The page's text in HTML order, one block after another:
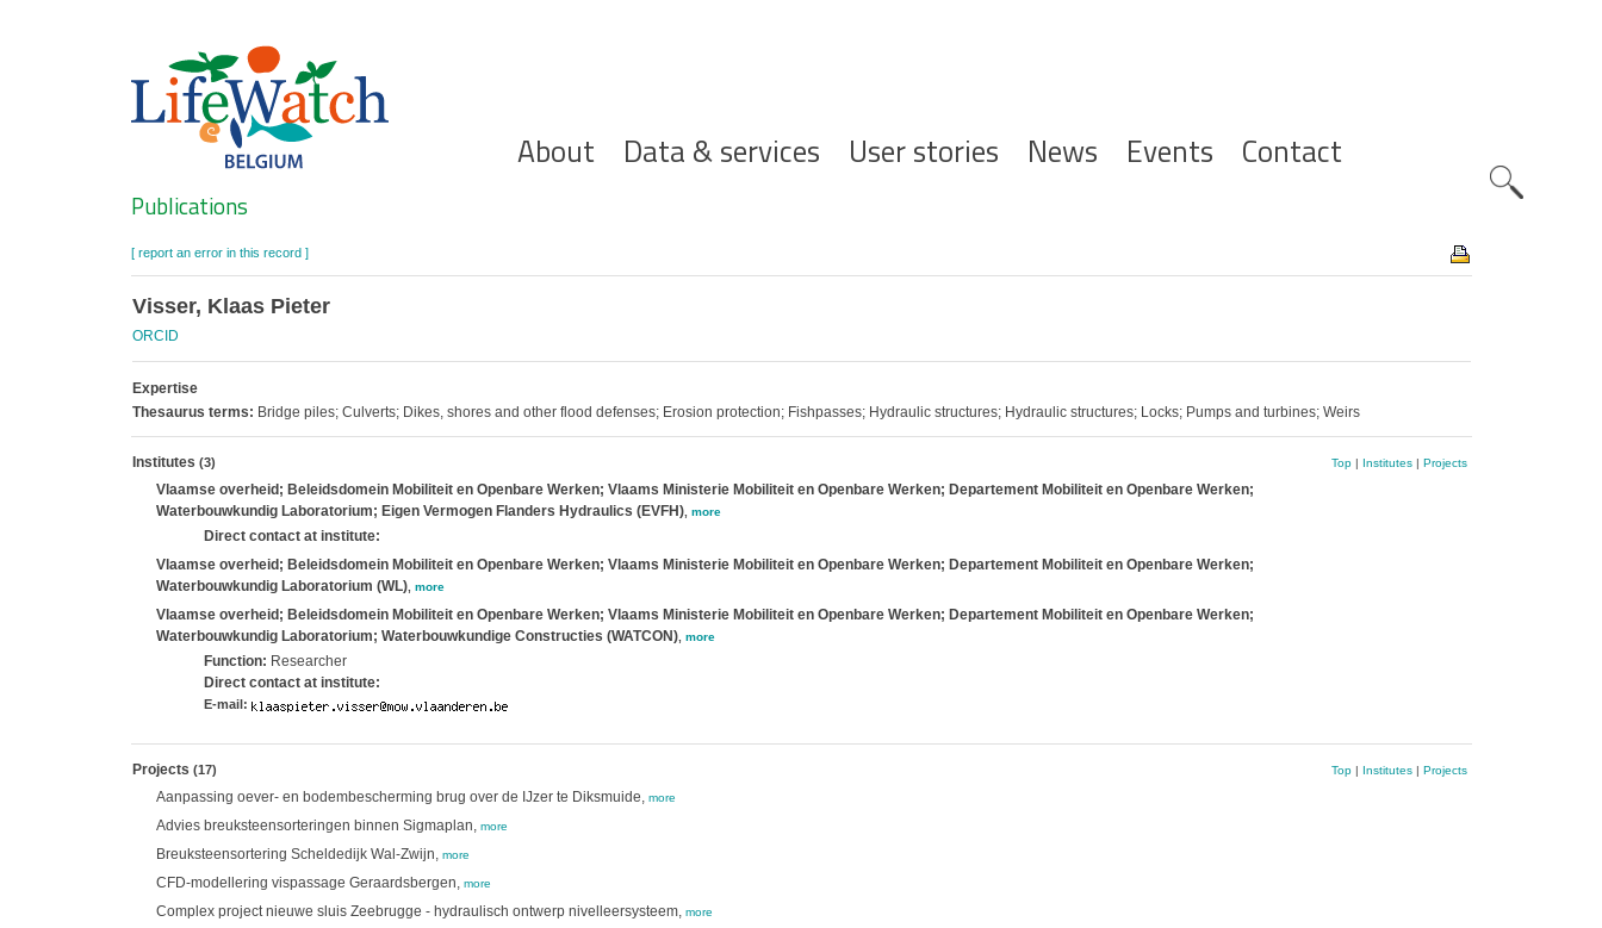
Hoofdnavigatie
About Data & services User stories News Events Contact
Search
Publications
[ report an error in this record ]
Visser, Klaas Pieter
ORCID
Expertise
Thesaurus terms: Bridge piles; Culverts; Dikes, shores and other flood defenses; Erosion protection; Fishpasses; Hydraulic structures; Hydraulic structures; Locks; Pumps and turbines; Weirs
Institutes (3) Top| Institutes| Projects
Vlaamse overheid; Beleidsdomein Mobiliteit en Openbare Werken; Vlaams Ministerie Mobiliteit en Openbare Werken; Departement Mobiliteit en Openbare Werken;
Waterbouwkundig Laboratorium; Eigen Vermogen Flanders Hydraulics (EVFH), more
Direct contact at institute:
Vlaamse overheid; Beleidsdomein Mobiliteit en Openbare Werken; Vlaams Ministerie Mobiliteit en Openbare Werken; Departement Mobiliteit en Openbare Werken;
Waterbouwkundig Laboratorium (WL), more
Vlaamse overheid; Beleidsdomein Mobiliteit en Openbare Werken; Vlaams Ministerie Mobiliteit en Openbare Werken; Departement Mobiliteit en Openbare Werken;
Waterbouwkundig Laboratorium; Waterbouwkundige Constructies (WATCON), more
Function: Researcher
Direct contact at institute:
E-mail:
Projects (17) Top| Institutes| Projects
Aanpassing oever- en bodembescherming brug over de IJzer te Diksmuide, more
Advies breuksteensorteringen binnen Sigmaplan, more
Breuksteensortering Scheldedijk Wal-Zwijn, more
CFD-modellering vispassage Geraardsbergen, more
Complex project nieuwe sluis Zeebrugge - hydraulisch ontwerp nivelleersysteem, more